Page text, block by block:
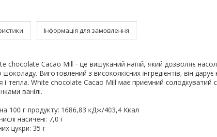
Інформація для замовлення
chocolate Cacao Mill - це вишуканий напій, який дозволяє
Виготовлений з високоякісних інгредієнтів, він дарує
тепла. White chocolate Cacao Mill має приємний солодкуватий
ванілі.
на 100 г продукту: 1686,83 кДж/403,4 Ккал
насичені: 7,0 г
цукри: 35 г